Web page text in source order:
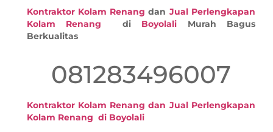
Kontraktor Kolam Renang dan Jual Perlengkapan
Kolam Renang
di Boyolali
Murah Bagus
Berkualitas
081283496007
Kontraktor Kolam Renang dan Jual Perlengkapan
Kolam Renang di Boyolali